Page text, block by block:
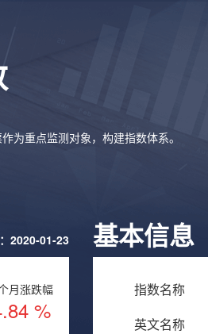
为重点监测对象，构建指数体系。
2020-01-23
月涨跌幅
%
基本信息
指数名称
英文名称